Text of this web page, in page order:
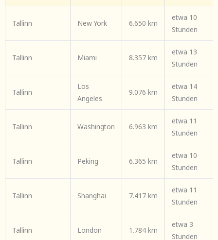
Tallinn New York 6.650 km
etwa 10
Stunden
Tallinn Miami 8.357 km
etwa 13
Stunden
Tallinn
Los
Angeles
9.076 km
etwa 14
Stunden
Tallinn Washington 6.963 km
etwa 11
Stunden
Tallinn Peking 6.365 km
etwa 10
Stunden
Tallinn Shanghai 7.417 km
etwa 11
Stunden
Tallinn London 1.784 km
etwa 3
Stunden